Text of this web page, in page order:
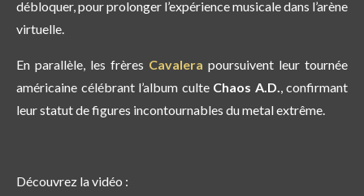
débloquer, pour prolonger l’expérience musicale dans l’arène
virtuelle.
En parallèle, les frères Cavalera poursuivent leur tournée
américaine célébrant l’album culte Chaos A.D., confirmant
leur statut de figures incontournables du metal extrême.
Découvrez la vidéo :